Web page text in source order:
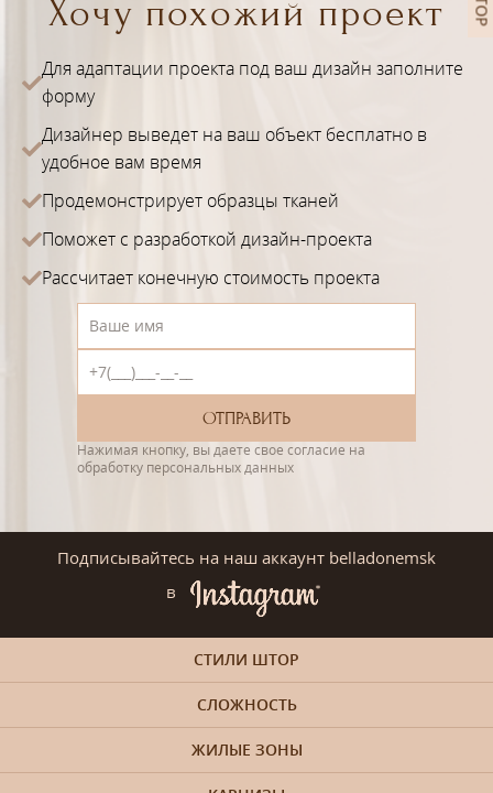
Хочу похожий проект
Для адаптации проекта под ваш дизайн заполните
форму
Дизайнер выведет на ваш объект бесплатно в
удобное вам время
Продемонстрирует образцы тканей
Поможет с разработкой дизайн-проекта
Рассчитает конечную стоимость проекта
Нажимая кнопку, вы даете свое согласие на
обработку персональных данных
Подписывайтесь на наш аккаунт belladonemsk
в
СТИЛИ ШТОР
СЛОЖНОСТЬ
ЖИЛЫЕ ЗОНЫ